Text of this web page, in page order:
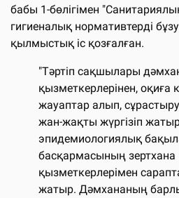
бабы 1-бөлігімен
гигиеналық нормативтерді
қылмыстық іс қозғалған.
"Тәртіп сақшылары
қызметкерлерінен, оқиға
жауаптар алып,
жан-жақты жүргізіп
эпидемиологиялық
басқармасының зертхана
қызметкерлерімен
жатыр. Дәмхананың